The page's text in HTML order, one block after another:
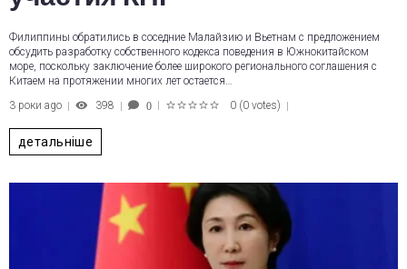
Филиппины обратились в соседние Малайзию и Вьетнам с предложением
обсудить разработку собственного кодекса поведения в Южнокитайском
море, поскольку заключение более широкого регионального соглашения с
Китаем на протяжении многих лет остается…
3 роки ago
398 0 0 (0 votes)
детальніше